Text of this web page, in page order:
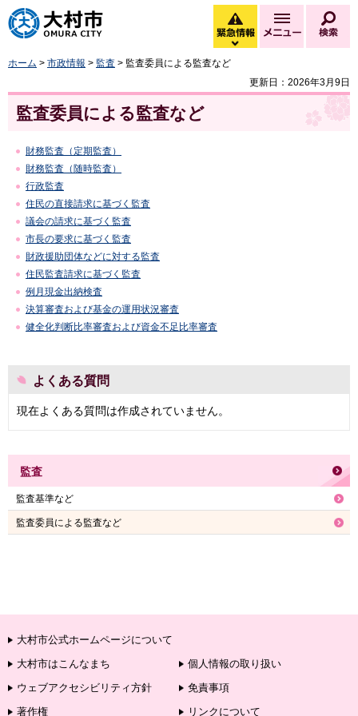
大村市
緊急情報
緊急情報を開く
メニュー
ホーム > 市政情報 > 監査 > 監査委員による監査など
更新日：2026年3月9日
監査委員による監査など
財務監査（定期監査）
財務監査（随時監査）
行政監査
住民の直接請求に基づく監査
議会の請求に基づく監査
市長の要求に基づく監査
財政援助団体などに対する監査
住民監査請求に基づく監査
例月現金出納検査
決算審査および基金の運用状況審査
健全化判断比率審査および資金不足比率審査
よくある質問
現在よくある質問は作成されていません。
監査
監査基準など
監査委員による監査など
大村市公式ホームページについて
大村市はこんなまち
個人情報の取り扱い
ウェブアクセシビリティ方針
免責事項
著作権
リンクについて